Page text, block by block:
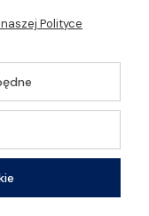
|
barówPolityce